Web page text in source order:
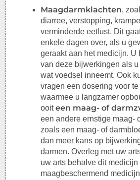
Maagdarmklachten,
diarree,verstopping,
verminderde eetlust. Dit
enkele dagen over, als u
geraakt aan het medicijn. U
van deze bijwerkingen als
wat voedsel inneemt. Ook
vragen eendosering voor
waarmee u langzamer
ooiteen maag- of
een andere ernstige maag-
zoals een maag- of
dan meer kans op
darmen.Overleg met uw
uw arts behalve dit medicijn
maagbeschermend